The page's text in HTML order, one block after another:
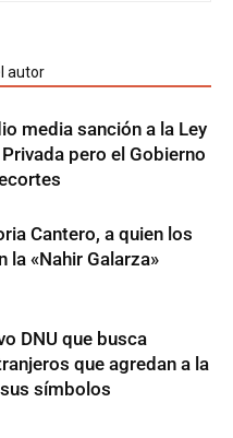
autor
media sanción a la Ley
pero el Gobierno
Cantero, a quien los
la «Nahir Galarza»
DNU que busca
que agredan a la
símbolos